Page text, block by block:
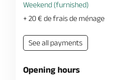
Weekend (furnished)
+ 20 € de frais de ménage
See all payments
Opening hours